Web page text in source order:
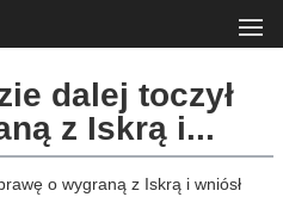
dalej toczył
z Iskrą i...
o wygraną z Iskrą i wniósł